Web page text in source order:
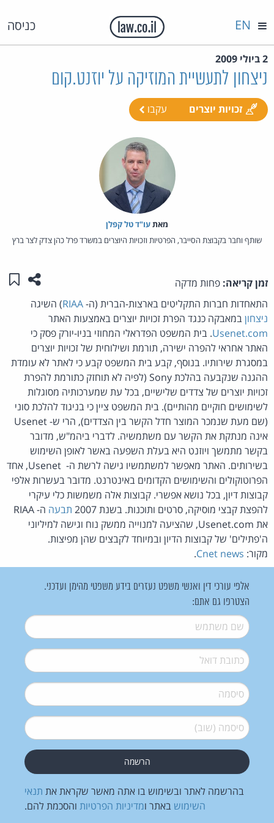
כניסה EN
2 ביולי 2009
ניצחון לתעשיית המוזיקה על יוזנט.קום
זכויות יוצרים עקבו
מאת‏עו"ד טל קפלן
שותף וחבר בקבוצת הסייבר, הפרטיות וזכויות היוצרים במשרד פרל כהן צדק לצר ברץ
זמן קריאה: פחות מדקה שתפו
התאחדות חברות התקליטים בארצות-הברית (ה-RIAA) השיגה
ניצחוןבמאבקה כנגד הפרת זכויות יוצרים באמצעות האתר
Usenet.com. בית המשפט הפדראלי המחוזי בניו-יורק פסק כי
האתר אחראי להפרה ישירה, תורמת ושילוחית של זכויות יוצרים
במסגרת שירותיו. בנוסף, קבע בית המשפט קבע כי לאתר לא עומדת
ההגנה שנקבעה בהלכת Sony (לפיה לא תוחזק כתורמת להפרת
זכויות יוצרים של צדדים שלישיים, בכל עת שמערכותיה מסוגלות
לשימושים חוקיים מהותיים). בית המשפט ציין כי בניגוד להלכת סוני
(שם מעת שנמכר המוצר חדל הקשר בין הצדדים), הרי ש- Usenet
אינה מנתקת את הקשר עם משתמשיה. לדברי ביהמ"ש, מדובר
בקשר מתמשך ויוזנט היא בעלת השפעה באשר לאופן השימוש
בשירותים. האתר מאפשר למשתמשיו גישה לרשת ה- Usenet, אחד
הפרוטוקולים והשימושים הקדומים באינטרנט. מדובר בעשרות אלפי
קבוצות דיון, בכל נושא אפשרי. קבוצות אלה משמשות כלי עיקרי
להפצת קבצי מוסיקה, סרטים ותוכנות. בשנת 2007
תבעה
ה- RIAA
את Usenet.com, שהציעה למנוייה ממשק נוח וגישה למיליוני
ה'פתילים' של קבוצות הדיון ובמיוחד לקבצים שהן מפיצות.
מקור: Cnet news
.
אלפי עורכי דין ואנשי משפט נעזרים בידע משפטי מהימן ועדכני.
הצטרפו גם אתם:
שם משתמש*
דואל*
סיסמה*
סיסמה (שוב)*
בהרשמה לאתר ובשימוש בו אתה מאשר שקראת את תנאי
השימוש באתר ומדיניות הפרטיות והסכמת להם.